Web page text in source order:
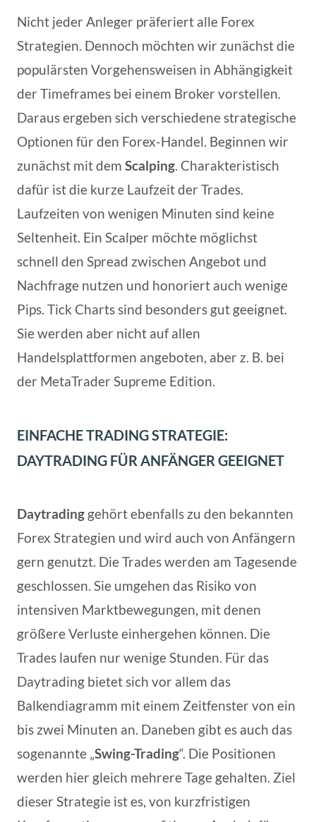
Nicht jeder Anleger präferiert alle Forex
Strategien. Dennoch möchten wir zunächst die
populärsten Vorgehensweisen in Abhängigkeit
der Timeframes bei einem Broker vorstellen.
Daraus ergeben sich verschiedene strategische
Optionen für den Forex-Handel. Beginnen wir
zunächst mit dem Scalping. Charakteristisch
dafür ist die kurze Laufzeit der Trades.
Laufzeiten von wenigen Minuten sind keine
Seltenheit. Ein Scalper möchte möglichst
schnell den Spread zwischen Angebot und
Nachfrage nutzen und honoriert auch wenige
Pips. Tick Charts sind besonders gut geeignet.
Sie werden aber nicht auf allen
Handelsplattformen angeboten, aber z. B. bei
der MetaTrader Supreme Edition.
EINFACHE TRADING STRATEGIE:
DAYTRADING FÜR ANFÄNGER GEEIGNET
Daytrading gehört ebenfalls zu den bekannten
Forex Strategien und wird auch von Anfängern
gern genutzt. Die Trades werden am Tagesende
geschlossen. Sie umgehen das Risiko von
intensiven Marktbewegungen, mit denen
größere Verluste einhergehen können. Die
Trades laufen nur wenige Stunden. Für das
Daytrading bietet sich vor allem das
Balkendiagramm mit einem Zeitfenster von ein
bis zwei Minuten an. Daneben gibt es auch das
sogenannte „Swing-Trading“. Die Positionen
werden hier gleich mehrere Tage gehalten. Ziel
dieser Strategie ist es, von kurzfristigen